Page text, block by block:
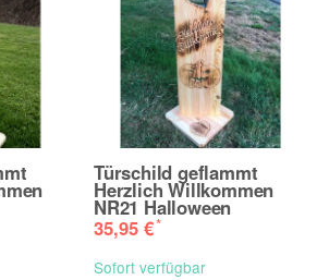
Türschild geflammt
Herzlich Willkommen
NR21 Halloween
35,95 €*
Sofort verfügbar